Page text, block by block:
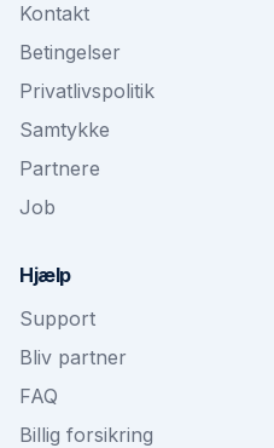
Kontakt
Betingelser
Privatlivspolitik
Samtykke
Partnere
Job
Hjælp
Support
Bliv partner
FAQ
Billig forsikring